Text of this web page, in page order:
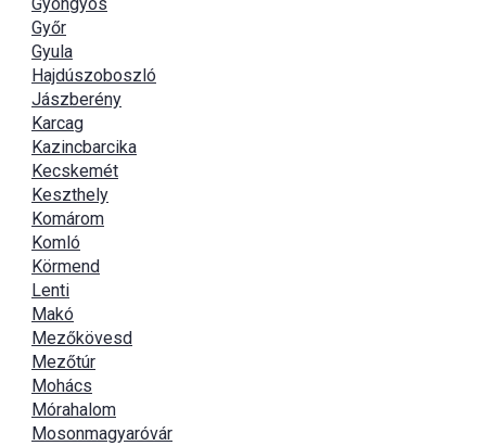
Győr
Gyula
Hajdúszoboszló
Jászberény
Karcag
Kazincbarcika
Kecskemét
Keszthely
Komárom
Komló
Körmend
Lenti
Makó
Mezőkövesd
Mezőtúr
Mohács
Mórahalom
Mosonmagyaróvár